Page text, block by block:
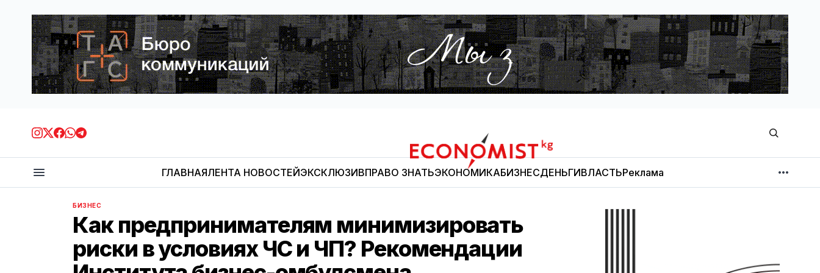
Economist.kg
ГЛАВНАЯЛЕНТА НОВОСТЕЙЭКСКЛЮЗИВПРАВО ЗНАТЬЭКОНОМИКАБИЗНЕСДЕНЬГИВЛАСТЬРеклама
МНЕНИЕ
БИЗНЕС
Как предпринимателям минимизировать
риски в условиях ЧС и ЧП? Рекомендации